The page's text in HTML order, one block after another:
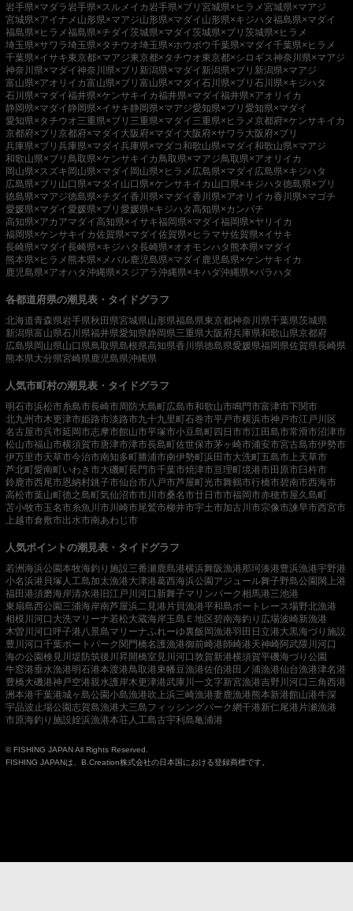
岩手県×マダラ 岩手県×スルメイカ 岩手県×ブリ 宮城県×ヒラメ宮城県×マアジ
宮城県×アイナメ 山形県×マアジ山形県×マダイ 山形県×キジハタ福島県×マダイ
福島県×ヒラメ福島県×チダイ茨城県×マダイ茨城県×ブリ 茨城県×ヒラメ
埼玉県×サワラ埼玉県×タチウオ埼玉県×ホウボウ千葉県×マダイ千葉県×ヒラメ
千葉県×イサキ東京都×マアジ東京都×タチウオ東京都×シロギス神奈川県×マアジ
神奈川県×マダイ神奈川県×ブリ 新潟県×マダイ 新潟県×ブリ 新潟県×マアジ
富山県×アオリイカ富山県×ブリ 富山県×マダイ石川県×ブリ 石川県×キジハタ
石川県×マダイ福井県×ケンサキイカ福井県×マダイ福井県×アオリイカ
静岡県×マダイ静岡県×イサキ静岡県×マアジ愛知県×ブリ 愛知県×マダイ
愛知県×タチウオ三重県×ブリ 三重県×マダイ 三重県×ヒラメ京都府×ケンサキイカ
京都府×ブリ 京都府×マダイ 大阪府×マダイ 大阪府×サワラ 大阪府×ブリ
兵庫県×ブリ 兵庫県×マダイ兵庫県×マダコ和歌山県×マダイ和歌山県×マアジ
和歌山県×ブリ 鳥取県×ケンサキイカ 鳥取県×マアジ鳥取県×アオリイカ
岡山県×スズキ岡山県×マダイ 岡山県×ヒラメ 広島県×マダイ 広島県×キジハタ
広島県×ブリ 山口県×マダイ 山口県×ケンサキイカ 山口県×キジハタ徳島県×ブリ
徳島県×マアジ徳島県×チダイ香川県×マダイ香川県×アオリイカ香川県×マゴチ
愛媛県×マダイ愛媛県×ブリ 愛媛県×キジハタ高知県×カンパチ
高知県×アカアマダイ高知県×イサキ福岡県×マダイ福岡県×ヤリイカ
福岡県×ケンサキイカ佐賀県×マダイ佐賀県×ヒラマサ佐賀県×イサキ
長崎県×マダイ長崎県×キジハタ長崎県×オオモンハタ 熊本県×マダイ
熊本県×ヒラメ 熊本県×メバル鹿児島県×マダイ 鹿児島県×ケンサキイカ
鹿児島県×アオハタ沖縄県×スジアラ沖縄県×キハダ沖縄県×バラハタ
各都道府県の潮見表・タイドグラフ
北海道青森県岩手県秋田県宮城県山形県福島県東京都神奈川県千葉県茨城県
新潟県富山県石川県福井県愛知県静岡県三重県大阪府兵庫県和歌山県京都府
広島県岡山県山口県鳥取県島根県高知県香川県徳島県愛媛県福岡県佐賀県長崎県
熊本県大分県宮崎県 鹿児島県沖縄県
人気市町村の潮見表・タイドグラフ
明石市浜松市糸島市長崎市周防大島町広島市和歌山市鳴門市富津市下関市
北九州市木更津市姫路市淡路市九十九里町石巻市平戸市横浜市神戸市江戸川区
名古屋市呉市延岡市志摩市館山市平塚市小豆島町四日市市江田島市常滑市沼津市
松山市福山市横須賀市唐津市津市長島町佐世保市茅ヶ崎市浦安市宮古島市伊勢市
伊万里市天草市今治市南知多町勝浦市南伊勢町浜田市大洗町五島市 上天草市
芦北町愛南町いわき市大磯町長門市千葉市焼津市亘理町境港市田原市臼杵市
鈴鹿市西尾市恩納村銚子市仙台市八戸市芦屋町光市舞鶴市行橋市碧南市西海市
高松市葉山町徳之島町気仙沼市市川市桑名市廿日市市福岡市赤穂市屋久島町
苫小牧市玉名市糸魚川市 川崎市尾鷲市柳井市宇土市加古川市宗像市諫早市西宮市
上越市倉敷市出水市南あわじ市
人気ポイントの潮見表・タイドグラフ
若洲海浜公園本牧海釣り施設三番瀬 鹿島港横浜舞阪漁港那珂湊港豊浜漁港宇野港
小名浜港 貝塚人工島加太漁港大津港葛西海浜公園アジュール舞子野島公園閖上港
福田港須磨海岸清水港 旧江戸川河口 新舞子マリンパーク相馬港三池港
東扇島西公園三浦海岸南芦屋浜二見港 片貝漁港平和島ボートレース場野北漁港
相模川河口 大洗マリーナ若松大蔵海岸玉島Ｅ地区碧南海釣り広場波崎新漁港
木曽川河口呼子港 八景島マリーナふれーゆ裏飯岡漁港羽田 日立港大黒海づり施設
豊川河口千葉ポートパーク関門橋名護漁港御前崎港師崎港天神崎阿武隈川河口
海の公園検見川堤防筑後川昇開橋室見川河口敦賀新港横須賀平磯海づり公園
牛窓港垂水漁港明石港本渡港鳥取港東幡豆漁港佐伯港田ノ浦漁港仙台漁港津名港
豊橋大磯港神戸空港親水護岸木更津港武庫川一文字新宮漁港吉野川河口 三角西港
洲本港千葉港城ヶ島公園小島漁港吹上浜三崎漁港妻鹿漁港熊本新港館山港牛深
宇品波止場公園志賀島漁港大三島フィッシングパーク網干港新仁尾港 片瀬漁港
市原海釣り施設姪浜漁港本荘人工島古宇利島亀浦港
© FISHING JAPAN All Rights Reserved.
FISHING JAPANは、B.Creation株式会社の日本国における登録商標です。